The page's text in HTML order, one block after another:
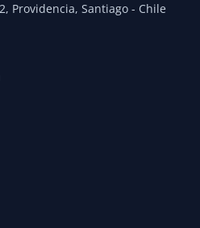
Providencia, Santiago - Chile